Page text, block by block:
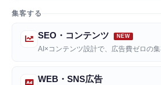
集客する
SEO・コンテンツ
AI×コンテンツ設計で、広告費ゼロの集
WEB・SNS広告